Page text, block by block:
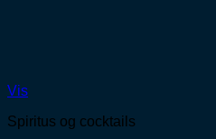
Vis
Spiritus og cocktails